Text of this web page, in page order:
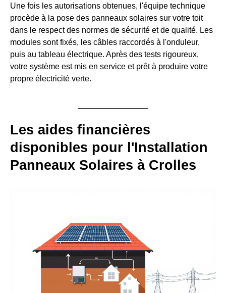
Une fois les autorisations obtenues, l'équipe technique
procède à la pose des panneaux solaires sur votre toit
dans le respect des normes de sécurité et de qualité. Les
modules sont fixés, les câbles raccordés à l'onduleur,
puis au tableau électrique. Après des tests rigoureux,
votre système est mis en service et prêt à produire votre
propre électricité verte.
Les aides financières
disponibles pour l'Installation
Panneaux Solaires à Crolles